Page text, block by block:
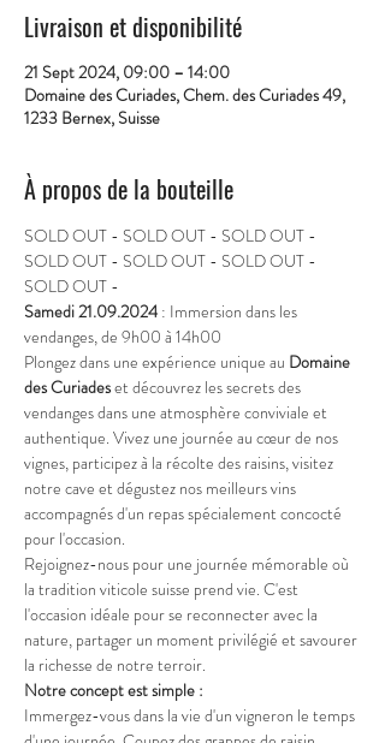
Livraison et disponibilité
21 Sept 2024, 09:00 – 14:00
Domaine des Curiades, Chem. des Curiades 49,
1233 Bernex, Suisse
À propos de la bouteille
SOLD OUT - SOLD OUT - SOLD OUT -
SOLD OUT - SOLD OUT - SOLD OUT -
SOLD OUT -
Samedi 21.09.2024 : Immersion dans les
vendanges, de 9h00 à 14h00
Plongez dans une expérience unique au Domaine
des Curiades et découvrez les secrets des
vendanges dans une atmosphère conviviale et
authentique. Vivez une journée au cœur de nos
vignes, participez à la récolte des raisins, visitez
notre cave et dégustez nos meilleurs vins
accompagnés d'un repas spécialement concocté
pour l'occasion.
Rejoignez-nous pour une journée mémorable où
la tradition viticole suisse prend vie. C'est
l'occasion idéale pour se reconnecter avec la
nature, partager un moment privilégié et savourer
la richesse de notre terroir.
Notre concept est simple :
Immergez-vous dans la vie d'un vigneron le temps